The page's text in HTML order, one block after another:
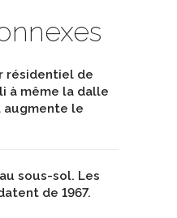
résidentiel de
à même la dalle
augmente le
sous-sol. Les
de 1967.